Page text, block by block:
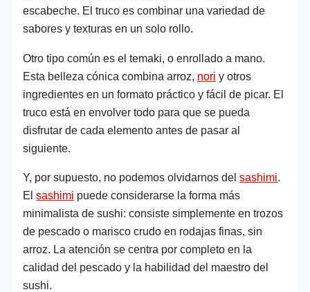
escabeche. El truco es combinar una variedad de
sabores y texturas en un solo rollo.
Otro tipo común es el temaki, o enrollado a mano.
Esta belleza cónica combina arroz, nori y otros
ingredientes en un formato práctico y fácil de picar. El
truco está en envolver todo para que se pueda
disfrutar de cada elemento antes de pasar al
siguiente.
Y, por supuesto, no podemos olvidarnos delsashimi.
Elsashimi puede considerarse la forma más
minimalista de sushi: consiste simplemente en trozos
de pescado o marisco crudo en rodajas finas, sin
arroz. La atención se centra por completo en la
calidad del pescado y la habilidad del maestro del
sushi.